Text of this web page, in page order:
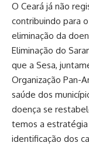
O Ceará já não
contribuindo para
eliminação da
Eliminação do
que a Sesa,
Organização Pan-
saúde dos
doença se
temos a
identificação dos